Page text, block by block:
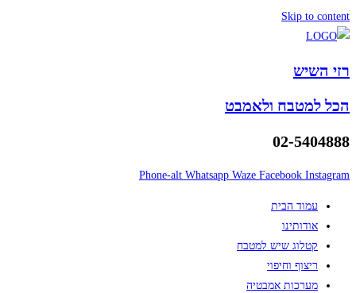
Skip to content
רזי השיש
הכל למטבח ולאמבט
02-5404888
Phone-alt Whatsapp Waze Facebook Instagram
עמוד הבית
אודותינו
קטלוג שיש למטבח
ריצוף וחיפוי
מערכות אמבטיה